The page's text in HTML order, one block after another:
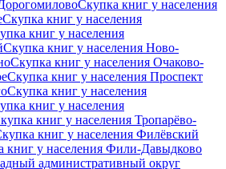
Скупка книг у населения
Скупка книг у населения
книг у населения
Скупка книг у населения Ново-
Скупка книг у населения Очаково-
Скупка книг у населения Проспект
Скупка книг у населения
книг у населения
книг у населения Тропарёво-
книг у населения Филёвский
книг у населения Фили-Давыдково
административный округ